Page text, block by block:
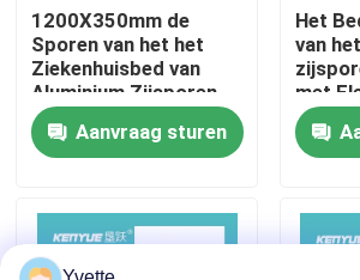
Nieuws
Gevallen
Obstetrische Lijsttoebehoren
1200X350mm de
Sporen van het het
Ziekenhuisbed van
Aluminium Zijsporen
voor Bejaarden
Aanvraag sturen
Het
van het
met